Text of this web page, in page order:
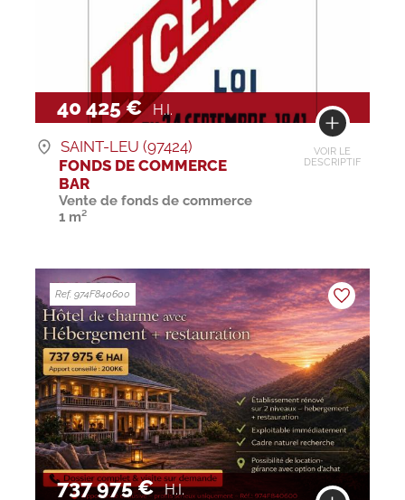
40 425 € H.I.
VOIR LE
DESCRIPTIF
SAINT-LEU (97424)
FONDS DE COMMERCE
BAR
Vente de fonds de commerce
1 m²
737 975 € H.I.
Ref. 974F840600